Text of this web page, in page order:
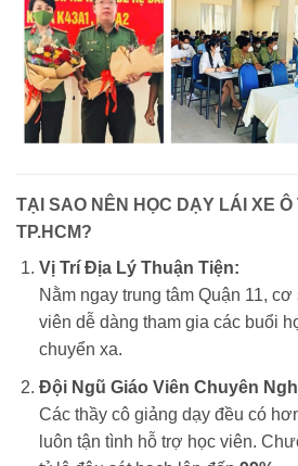
TẠI SAO NÊN HỌC DẠY LÁI XE Ô
TP.HCM?
Vị Trí Địa Lý Thuận Tiện:
Nằm ngay trung tâm Quận 11,
viên dễ dàng tham gia các buổi
chuyển xa.
Đội Ngũ Giáo Viên Chuyên
Các thầy cô giảng dạy đều có
luôn tận tình hỗ trợ học viên.